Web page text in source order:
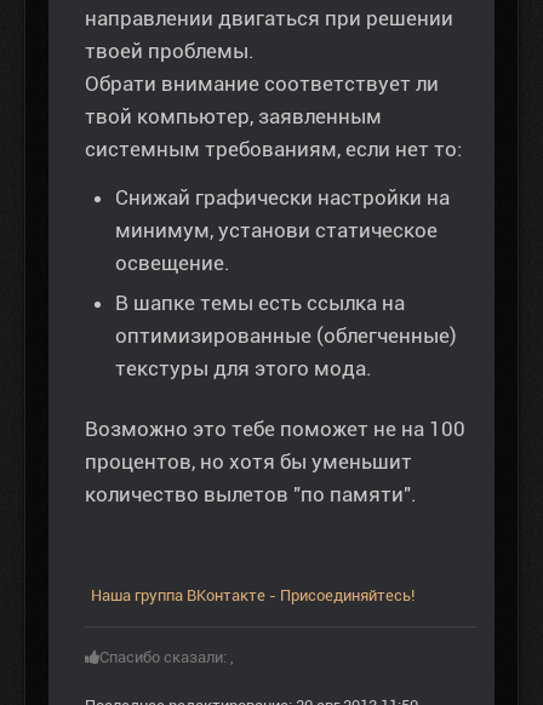
направлении двигаться при решении
твоей проблемы.
Обрати внимание соответствует ли
твой компьютер, заявленным
системным требованиям, если нет то:
Снижай графически настройки на
минимум, установи статическое
освещение.
В шапке темы есть ссылка на
оптимизированные (облегченные)
текстуры для этого мода.
Возможно это тебе поможет не на 100
процентов, но хотя бы уменьшит
количество вылетов "по памяти".
Наша группа ВКонтакте - Присоединяйтесь!
Спасибо сказали: ,